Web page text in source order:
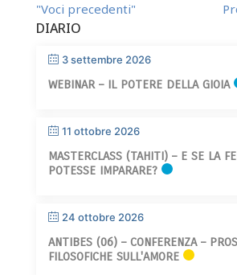
"Voci precedenti"
DIARIO
3 settembre 2026
WEBINAR – IL POTERE DELLA GIOIA
11 ottobre 2026
MASTERCLASS (TAHITI) – E SE LA
POTESSE IMPARARE?
24 ottobre 2026
ANTIBES (06) – CONFERENZA –
FILOSOFICHE SULL'AMORE